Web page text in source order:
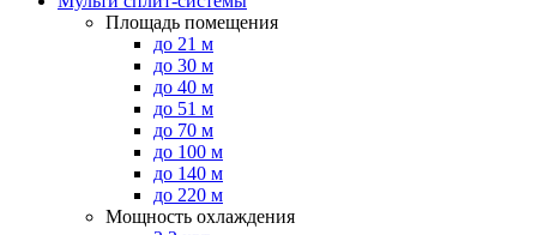
Площадь помещения
до 21 м
до 30 м
до 40 м
до 51 м
до 70 м
до 100 м
до 140 м
до 220 м
Мощность охлаждения